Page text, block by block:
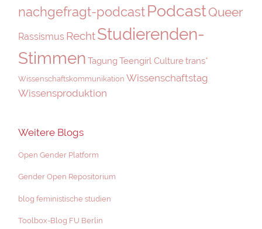
nachgefragt-podcastPodcastQueer
Rassismus RechtStudierenden-
Stimmen Tagung Teengirl Culturetrans*
Wissenschaftskommunikation Wissenschaftstag
Wissensproduktion
Weitere Blogs
Open Gender Platform
Gender Open Repositorium
blog feministische studien
Toolbox-Blog FU Berlin